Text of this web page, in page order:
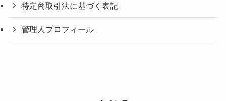
特定商取引法に基づく表記
管理人プロフィール